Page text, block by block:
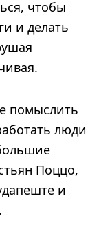
чтобы
и делать
помыслить
люди
Поццо,
и